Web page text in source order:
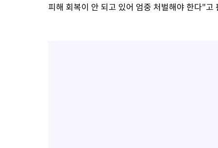
피해 회복이 안 되고 있어 엄중 처벌해야 한다"고